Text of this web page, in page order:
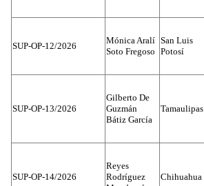
SUP-OP-12/2026
Mónica Aralí
Soto Fregoso
San Luis
Potosí
SUP-OP-13/2026
Gilberto De
Guzmán
Bátiz García
Tamaulipas
SUP-OP-14/2026
Reyes
Rodríguez
Chihuahua